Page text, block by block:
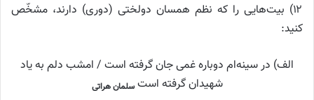
۱۲) بیت‌هایی را که نظم همسان دولختی (دوری) دارند، مشخّص
کنید:
الف) در سینه‌ام دوباره غمی جان گرفته است / امشب دلم به یاد
شهیدان گرفته استسلمان هراتی